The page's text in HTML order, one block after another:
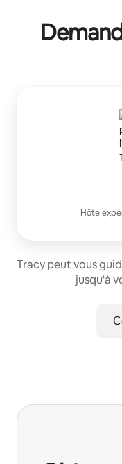
Hôte
Tracy peut vous
jusqu'à